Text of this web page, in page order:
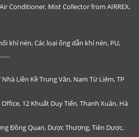
Conditioner, Mist Collector from AIRREX,
khí nén, Các loại ống dẫn khí nén, PU,
Liền Kề Trung Văn, Nam Từ Liêm, TP
12 Khuất Duy Tiến, Thanh Xuân, Hà
Đồng Quan, Dược Thượng, Tiên Dược,